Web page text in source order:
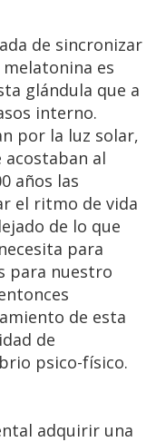
de sincronizar
es
glándula que a
interno.
por la luz solar,
acostaban al
años las
el ritmo de vida
de lo que
para
para nuestro
de esta
de
psico-físico.
adquirir una